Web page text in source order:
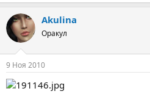
Akulina
Оракул
9 Ноя 2010